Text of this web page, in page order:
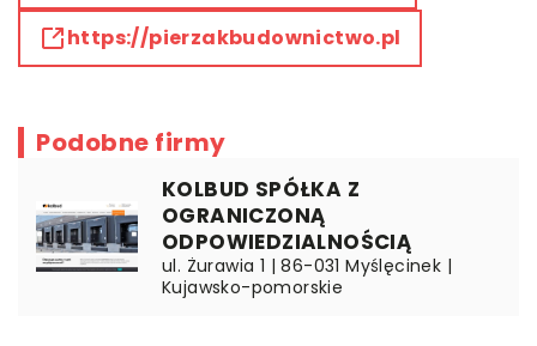
https://pierzakbudownictwo.pl
Podobne firmy
KOLBUD SPÓŁKA Z
OGRANICZONĄ
ODPOWIEDZIALNOŚCIĄ
ul. Żurawia 1 | 86-031 Myślęcinek |
Kujawsko-pomorskie